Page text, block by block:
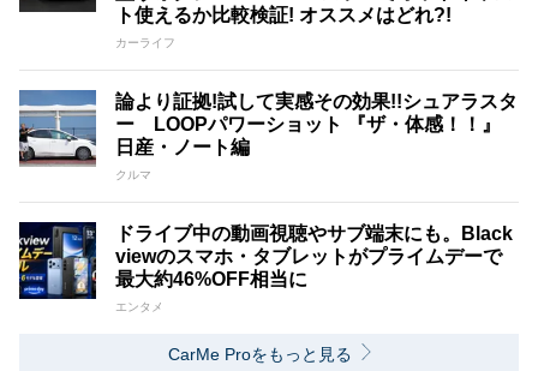
ト使えるか比較検証! オススメはどれ?!
カーライフ
論より証拠!試して実感その効果!!シュアラスタ
ー LOOPパワーショット 『ザ・体感！！』
日産・ノート編
クルマ
ドライブ中の動画視聴やサブ端末にも。Black
viewのスマホ・タブレットがプライムデーで
最大約46%OFF相当に
エンタメ
CarMe Proをもっと見る